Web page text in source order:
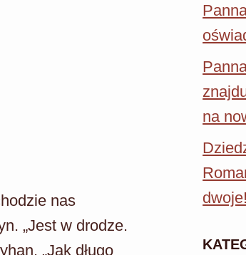
nas
„Jest w drodze.
„Jak długo
na
dwoje!